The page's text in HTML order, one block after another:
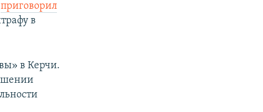
приговорил
в
в Керчи.